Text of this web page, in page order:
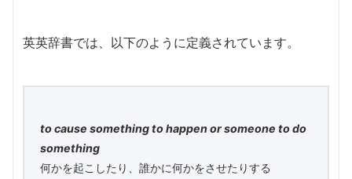
英英辞書では、以下のように定義されています。
to cause something to happen or someone to do
something
何かを起こしたり、誰かに何かをさせたりする